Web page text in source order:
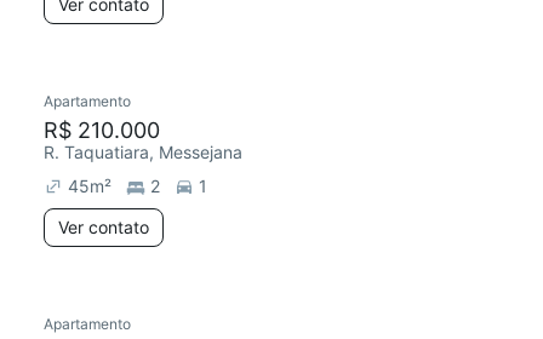
Ver contato
Apartamento
R$ 210.000
R. Taquatiara, Messejana
45m² 2
1
Ver contato
Apartamento